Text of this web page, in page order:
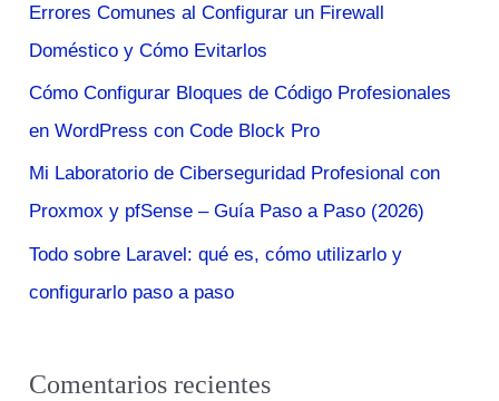
p
o
r
:
Errores Comunes al Configurar un Firewall
Doméstico y Cómo Evitarlos
Cómo Configurar Bloques de Código Profesionales
en WordPress con Code Block Pro
Mi Laboratorio de Ciberseguridad Profesional con
Proxmox y pfSense – Guía Paso a Paso (2026)
Todo sobre Laravel: qué es, cómo utilizarlo y
configurarlo paso a paso
Comentarios recientes